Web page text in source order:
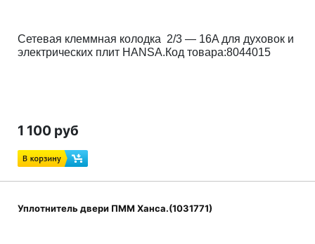
Сетевая клеммная колодка 2/3 — 16A для духовок и
электрических плит HANSA.Код товара:8044015
1 100 руб
Уплотнитель двери ПММ Ханса.(1031771)